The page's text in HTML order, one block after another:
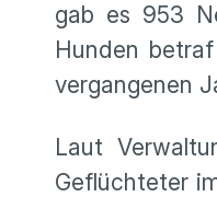
gab es 953
Hunden
vergangenen
Laut
Geflüchteter